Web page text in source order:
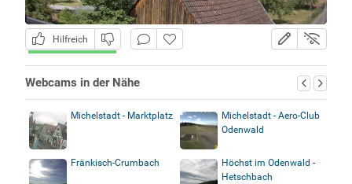
Hilfreich
Webcams in der Nähe
Michelstadt - Marktplatz
Michelstadt - Aero-Club
Odenwald
Fränkisch-Crumbach
Höchst im Odenwald -
Hetschbach